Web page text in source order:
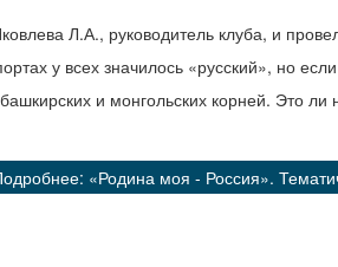
Л.А., руководитель клуба, и
у всех значилось «русский», но
и монгольских корней. Это ли
«Родина моя - Россия».